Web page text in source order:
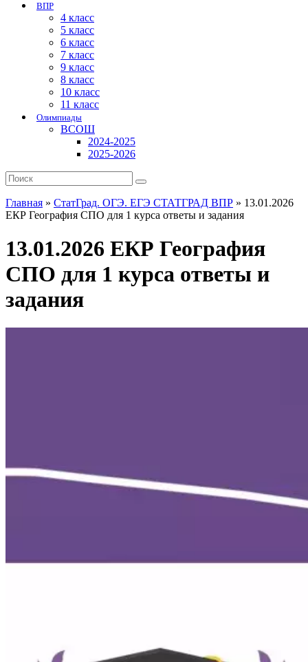
ВПР
4 класс
5 класс
6 класс
7 класс
9 класс
8 класс
10 класс
11 класс
Олимпиады
ВСОШ
2024-2025
2025-2026
Главная » СтатГрад. ОГЭ. ЕГЭ СТАТГРАД ВПР » 13.01.2026
ЕКР География СПО для 1 курса ответы и задания
13.01.2026 ЕКР География
СПО для 1 курса ответы и
задания